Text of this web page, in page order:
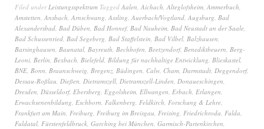
Filed underLeistungsspektrum Tagged Aalen, Aichach, Alteglofsheim, Ammerbuch,
Amstetten, Ansbach, Arnschwang, Assling, Auerbach/Vogtland, Augsburg, Bad
Alexandersbad, Bad Düben, Bad Honnef, Bad Nauheim, Bad Neustadt an der Saale,
Bad Schussenried, Bad Segeberg, Bad Staffelstein, Bad Vilbel, Balzhausen,
Barsinghausen, Baunatal, Bayreuth, Bechhofen, Beetzendorf, Benediktbeuern, Berg-
Leoni, Berlin, Bexbach, Bielefeld, Bildung für nachhaltige Entwicklung, Blieskastel,
BNE, Bonn, Braunschweig, Bregenz, Büdingen, Calw, Cham, Darmstadt, Deggendorf,
Dessau-Roßlau, Dießen, Dietramszell, Dietramszell-Linden, Donaueschingen,
Dresden, Düsseldorf, Ebersberg, Eggolsheim, Ellwangen, Erbach, Erlangen,
Erwachsenenbildung, Eschborn, Falkenberg, Feldkirch, Forschung & Lehre,
Frankfurt am Main, Freiburg, Freiburg im Breisgau, Freising, Friedrichroda, Fulda,
Fuldatal, Fürstenfeldbruck, Garching bei München, Garmisch-Partenkirchen,